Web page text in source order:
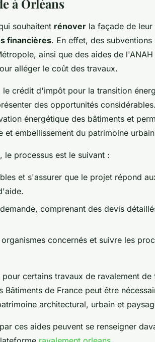
à Orléans
souhaitent rénover la façade de
financières. En effet, des
ainsi que des aides de
alléger le coût des travaux.
le crédit d'impôt pour la transition
des opportunités
énergétique des bâtiments et
embellissement du patrimoine
le processus est le suivant :
et s'assurer que le projet répond
comprenant des devis
concernés et suivre les
certains travaux de ravalement
de France peut être
architectural, urbain et
ces aides peuvent se renseigner